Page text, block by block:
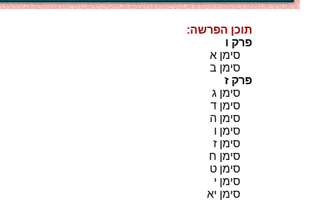
תוכן הפרשה:
פרק ו
סימן א
סימן ב
פרק ז
סימן ג
סימן ד
סימן ה
סימן ו
סימן ז
סימן ח
סימן ט
סימן י
סימן יא